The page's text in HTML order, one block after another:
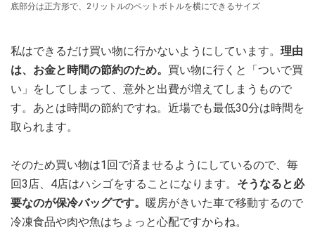
底部分は正方形で、2リットルのペットボトルを横にできるサイズ
私はできるだけ買い物に行かないようにしています。 理由
は、お金と時間の節約のため。 買い物に行くと「ついで買
い」をしてしまって、意外と出費が増えてしまうもので
す。あとは時間の節約ですね。近場でも最低30分は時間を
取られます。
そのため買い物は1回で済ませるようにしているので、毎
回3店、4店はハシゴをすることになります。 そうなると必
要なのが保冷バッグです。 暖房がきいた車で移動するので
冷凍食品や肉や魚はちょっと心配ですからね。